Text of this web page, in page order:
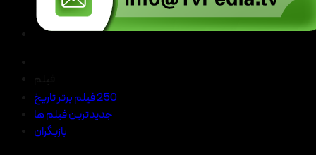
250 فیلم برتر تاریخ
جدیدترین فیلم ها
بازیگران